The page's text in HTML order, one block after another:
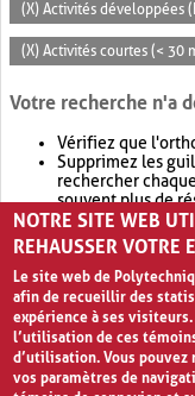
(X) Activités développées
(X) Activités courtes (< 30
Votre recherche n'a
Vérifiez que
Supprimez les
rechercher
souvent plus de
Envisagez
retournera
NOTRE SITE WEB
REHAUSSER VOTRE
Le site web de
afin de recueillir des
expérience à ses
l’utilisation de ces
d’utilisation. Vous
vos paramètres de